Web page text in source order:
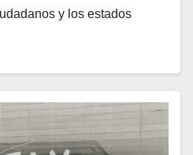
y los estados